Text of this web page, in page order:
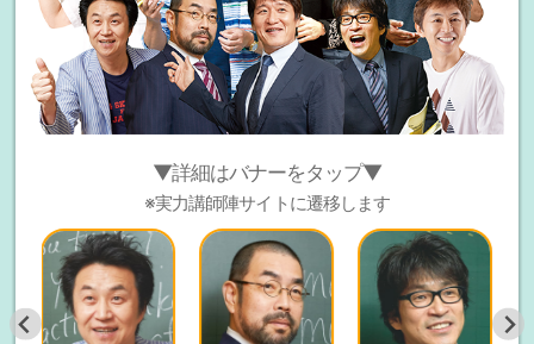
▼詳細はバナーをタップ▼
※実力講師陣サイトに遷移します